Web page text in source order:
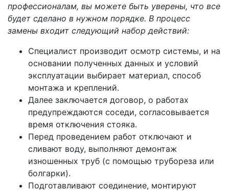
профессионалам, вы можете быть уверены, что все
будет сделано в нужном порядке. В процесс
замены входит следующий набор действий:
Специалист производит осмотр системы, и на
основании полученных данных и условий
эксплуатации выбирает материал, способ
монтажа и креплений.
Далее заключается договор, о работах
предупреждаются соседи, согласовывается
время отключения стояка.
Перед проведением работ отключают и
сливают воду, выполняют демонтаж
изношенных труб (с помощью трубореза или
болгарки).
Подготавливают соединение, монтируют